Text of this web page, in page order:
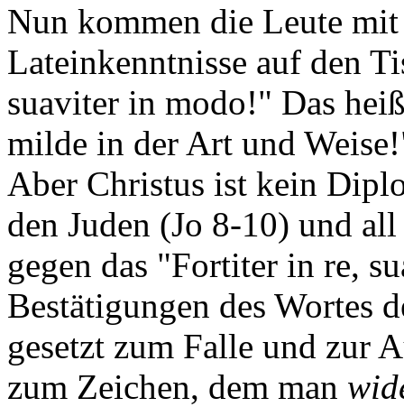
Nun kommen die Leute
Lateinkenntnisse auf den
suaviter in modo!" Das
milde in der Art und
Aber Christus ist kein
den Juden (Jo 8-10) und
gegen das "Fortiter in re,
Bestätigungen des Wortes
gesetzt zum Falle und zur
zum Zeichen, dem man